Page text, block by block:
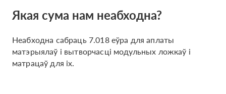
Якая сума нам неабходна?
Неабходна сабраць 7.018 еўра для аплаты
матэрыялаў і вытворчасці модульных ложкаў і
матрацаў для іх.